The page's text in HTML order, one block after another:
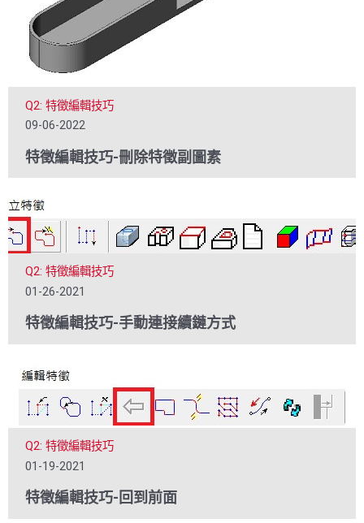
Q2: 特徵編輯技巧
09-06-2022
特徵編輯技巧-刪除特徵副圖素
Q2: 特徵編輯技巧
01-26-2021
特徵編輯技巧-手動連接續鏈方式
Q2: 特徵編輯技巧
01-19-2021
特徵編輯技巧-回到前面